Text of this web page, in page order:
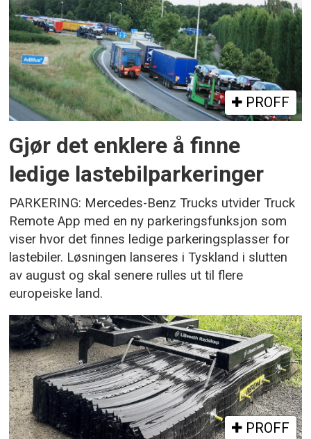
PROFF
Gjør det enklere å finne
ledige lastebilparkeringer
PARKERING: Mercedes-Benz Trucks utvider Truck
Remote App med en ny parkeringsfunksjon som
viser hvor det finnes ledige parkeringsplasser for
lastebiler. Løsningen lanseres i Tyskland i slutten
av august og skal senere rulles ut til flere
europeiske land.
PROFF